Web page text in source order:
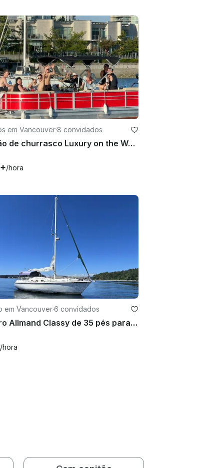
em Vancouver·8 convidados
Pontão de churrasco Luxury on the Water para 8 pessoas em Vancouver False Creek
/hora
em Vancouver·6 convidados
Veleiro Allmand Classy de 35 pés para fretamentos estendidos em Vancouver e nas Ilhas do Golfo
/hora